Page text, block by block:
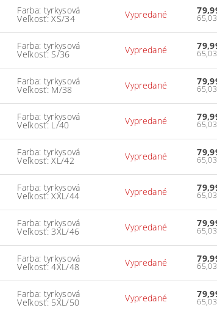
Farba: tyrkysová
Veľkosť: XS/34 Vypredané
Farba: tyrkysová
Veľkosť: S/36 Vypredané
Farba: tyrkysová
Veľkosť: M/38 Vypredané
Farba: tyrkysová
Veľkosť: L/40 Vypredané
Farba: tyrkysová
Veľkosť: XL/42 Vypredané
Farba: tyrkysová
Veľkosť: XXL/44 Vypredané
Farba: tyrkysová
Veľkosť: 3XL/46 Vypredané
Farba: tyrkysová
Veľkosť: 4XL/48 Vypredané
Farba: tyrkysová
Veľkosť: 5XL/50 Vypredané